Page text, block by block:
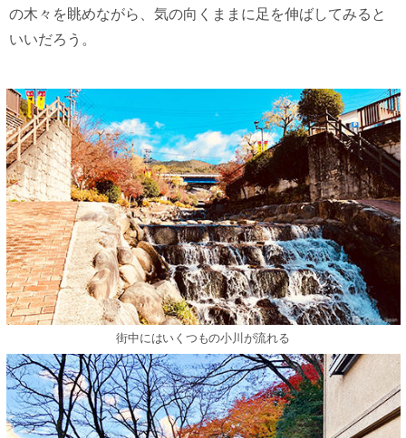
の木々を眺めながら、気の向くままに足を伸ばしてみると
いいだろう。
街中にはいくつもの小川が流れる